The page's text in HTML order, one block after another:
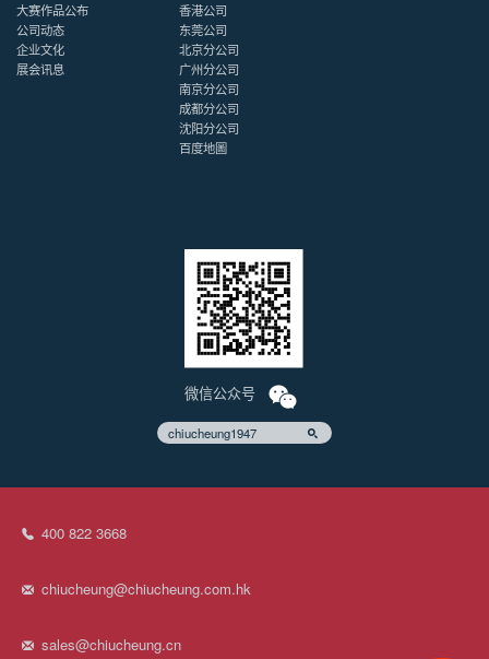
大赛作品公布
公司动态
企业文化
展会讯息
香港公司
东莞公司
北京分公司
广州分公司
南京分公司
成都分公司
沈阳分公司
百度地圖
微信公众号
chiucheung1947
400 822 3668
chiucheung@chiucheung.com.hk
sales@chiucheung.cn